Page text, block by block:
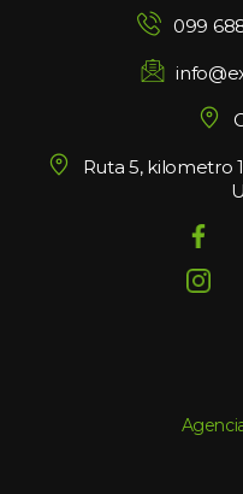
099
Ruta 5, kilometro